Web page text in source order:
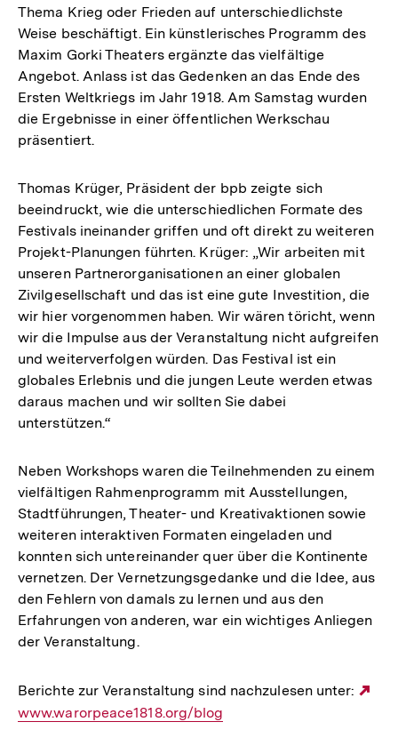
Thema Krieg oder Frieden auf unterschiedlichste
Weise beschäftigt. Ein künstlerisches Programm des
Maxim Gorki Theaters ergänzte das vielfältige
Angebot. Anlass ist das Gedenken an das Ende des
Ersten Weltkriegs im Jahr 1918. Am Samstag wurden
die Ergebnisse in einer öffentlichen Werkschau
präsentiert.
Thomas Krüger, Präsident der bpb zeigte sich
beeindruckt, wie die unterschiedlichen Formate des
Festivals ineinander griffen und oft direkt zu weiteren
Projekt-Planungen führten. Krüger: „Wir arbeiten mit
unseren Partnerorganisationen an einer globalen
Zivilgesellschaft und das ist eine gute Investition, die
wir hier vorgenommen haben. Wir wären töricht, wenn
wir die Impulse aus der Veranstaltung nicht aufgreifen
und weiterverfolgen würden. Das Festival ist ein
globales Erlebnis und die jungen Leute werden etwas
daraus machen und wir sollten Sie dabei
unterstützen.“
Neben Workshops waren die Teilnehmenden zu einem
vielfältigen Rahmenprogramm mit Ausstellungen,
Stadtführungen, Theater- und Kreativaktionen sowie
weiteren interaktiven Formaten eingeladen und
konnten sich untereinander quer über die Kontinente
vernetzen. Der Vernetzungsgedanke und die Idee, aus
den Fehlern von damals zu lernen und aus den
Erfahrungen von anderen, war ein wichtiges Anliegen
der Veranstaltung.
Berichte zur Veranstaltung sind nachzulesen unter:
www.warorpeace1818.org/blog